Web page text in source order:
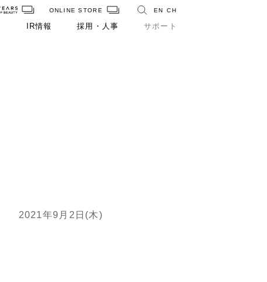
ONLINE STORE EN CH
IR情報 採用・人事 サポート
2021年9月2日(木)